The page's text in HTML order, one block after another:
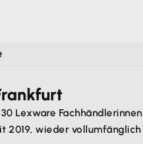
Lexware
2019, wieder